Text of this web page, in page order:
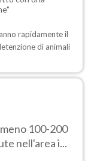
rapidamente il
di animali
100-200
nell'area i...